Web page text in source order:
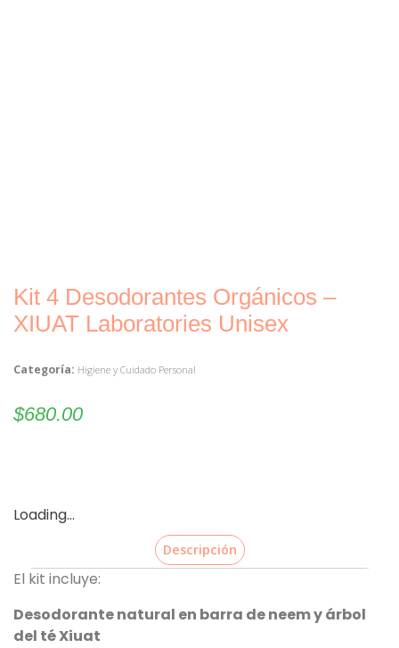
Kit 4 Desodorantes Orgánicos –
XIUAT Laboratories Unisex
Categoría: Higiene y Cuidado Personal
$680.00
Loading...
Descripción
El kit incluye:
Desodorante natural en barra de neem y árbol
del té Xiuat